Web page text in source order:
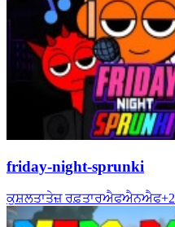
friday-night-sprunki
ਕੁਸ਼ਲਤਾਤੇਜ਼ ਰਫ਼ਤਾਰਐਫਐਨਐਫ+2